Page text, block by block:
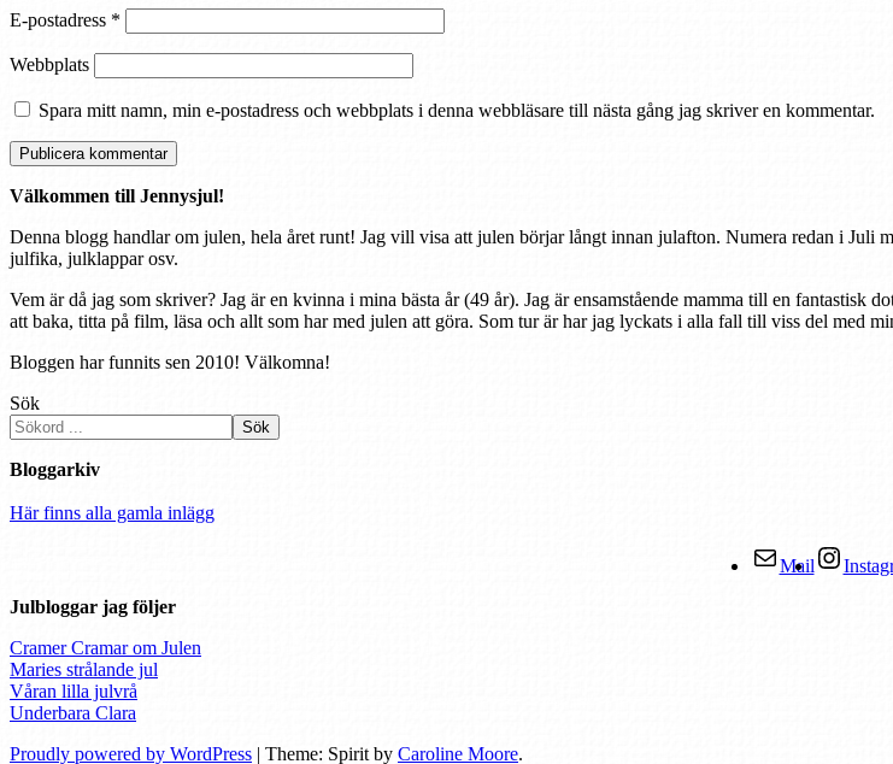
E-postadress *
Webbplats
Spara mitt namn, min e-postadress och webbplats i denna webbläsare till nästa gång jag skriver en kommentar.
Välkommen till Jennysjul!
Denna blogg handlar om julen, hela året runt! Jag vill visa att julen börjar långt innan julafton. Numera redan i Juli
julfika, julklappar osv.
Vem är då jag som skriver? Jag är en kvinna i mina bästa år (49 år). Jag är ensamstående mamma till en
att baka, titta på film, läsa och allt som har med julen att göra. Som tur är har jag lyckats i alla fall till viss del med
Bloggen har funnits sen 2010! Välkomna!
Sök
Sök
Bloggarkiv
Här finns alla gamla inlägg
Mail
Julbloggar jag följer
Cramer Cramar om Julen
Maries strålande jul
Våran lilla julvrå
Underbara Clara
Proudly powered by WordPress | Theme: Spirit by Caroline Moore.